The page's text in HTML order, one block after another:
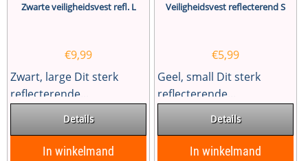
Zwarte veiligheidsvest refl. L
€9,99
Zwart, large Dit sterk
reflecterende...
Details
In winkelmand
Veiligheidsvest reflecterend S
€5,99
Geel, small Dit sterk
reflecterende...
Details
In winkelmand